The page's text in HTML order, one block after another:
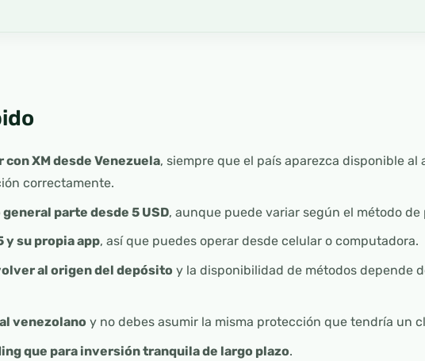
XM desde Venezuela, siempre que el país aparezca disponible al
correctamente.
parte desde 5 USD, aunque puede variar según el método de
y su propia app, así que puedes operar desde celular o computadora.
al origen del depósito y la disponibilidad de métodos depende
venezolano y no debes asumir la misma protección que tendría un
que para inversión tranquila de largo plazo.